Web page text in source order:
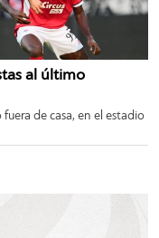
al último
de casa, en el estadio